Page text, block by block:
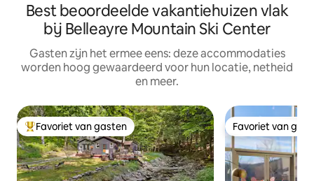
Best beoordeelde vakantiehuizen vlak
bij Belleayre Mountain Ski Center
Gasten zijn het ermee eens: deze accommodaties
worden hoog gewaardeerd voor hun locatie, netheid
en meer.
Topfavoriet van gasten
Favoriet van gasten Favoriet van
Favoriet van